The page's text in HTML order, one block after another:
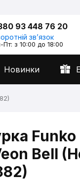
93 448 76 20
звʼязок
Пт: з 10:00 до 18:00
Новинки
Bell